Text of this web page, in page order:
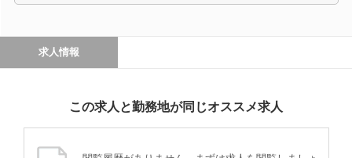
求人情報
この求人と勤務地が同じオススメ求人